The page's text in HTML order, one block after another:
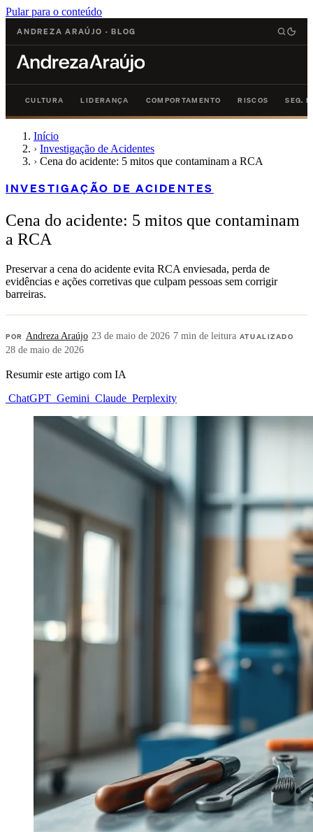
Pular para o conteúdo
ANDREZA ARAÚJO · BLOG
CULTURA LIDERANÇA COMPORTAMENTO RISCOS SEG.
Início
› Investigação de Acidentes
› Cena do acidente: 5 mitos que contaminam a RCA
INVESTIGAÇÃO DE ACIDENTES
Cena do acidente: 5 mitos que contaminam
a RCA
Preservar a cena do acidente evita RCA enviesada, perda de
evidências e ações corretivas que culpam pessoas sem corrigir
barreiras.
POR Andreza Araújo· 23 de maio de 2026· 7 min de leitura·ATUALIZADO
28 de maio de 2026
Resumir este artigo com IA
ChatGPT Gemini Claude Perplexity